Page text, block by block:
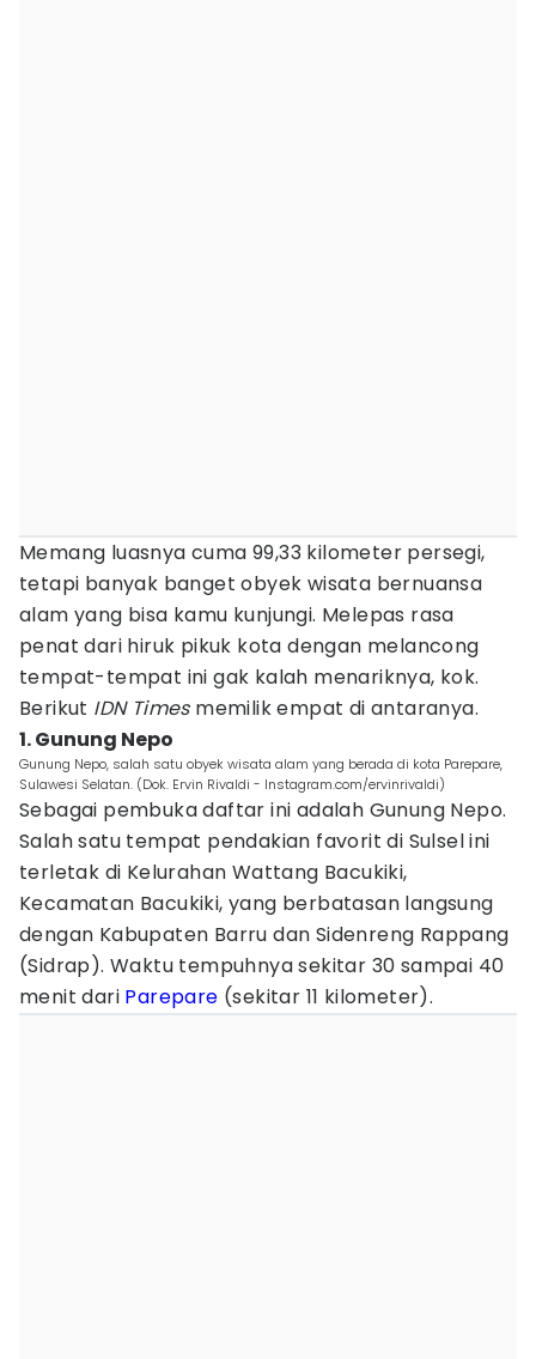
Memang luasnya cuma 99,33 kilometer persegi,
tetapi banyak banget obyek wisata bernuansa
alam yang bisa kamu kunjungi. Melepas rasa
penat dari hiruk pikuk kota dengan melancong
tempat-tempat ini gak kalah menariknya, kok.
Berikut IDN Timesmemilik empat di antaranya.
1. Gunung Nepo
Gunung Nepo, salah satu obyek wisata alam yang berada di kota Parepare,
Sulawesi Selatan. (Dok. Ervin Rivaldi - Instagram.com/ervinrivaldi)
Sebagai pembuka daftar ini adalah Gunung Nepo.
Salah satu tempat pendakian favorit di Sulsel ini
terletak di Kelurahan Wattang Bacukiki,
Kecamatan Bacukiki, yang berbatasan langsung
dengan Kabupaten Barru dan Sidenreng Rappang
(Sidrap). Waktu tempuhnya sekitar 30 sampai 40
menit dari Parepare (sekitar 11 kilometer).